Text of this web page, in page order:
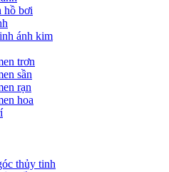
hồ bơi
ánh kim
trơn
sần
rạn
hoa
thủy tinh